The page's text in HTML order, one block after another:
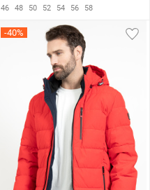
46 48 50 52 54 56 58
-40%